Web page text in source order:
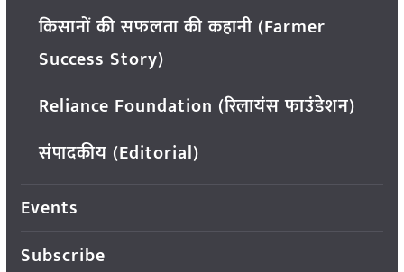
किसानों की सफलता की कहानी (Farmer
Success Story)
Reliance Foundation (रिलायंस फाउंडेशन)
संपादकीय (Editorial)
Events
Subscribe